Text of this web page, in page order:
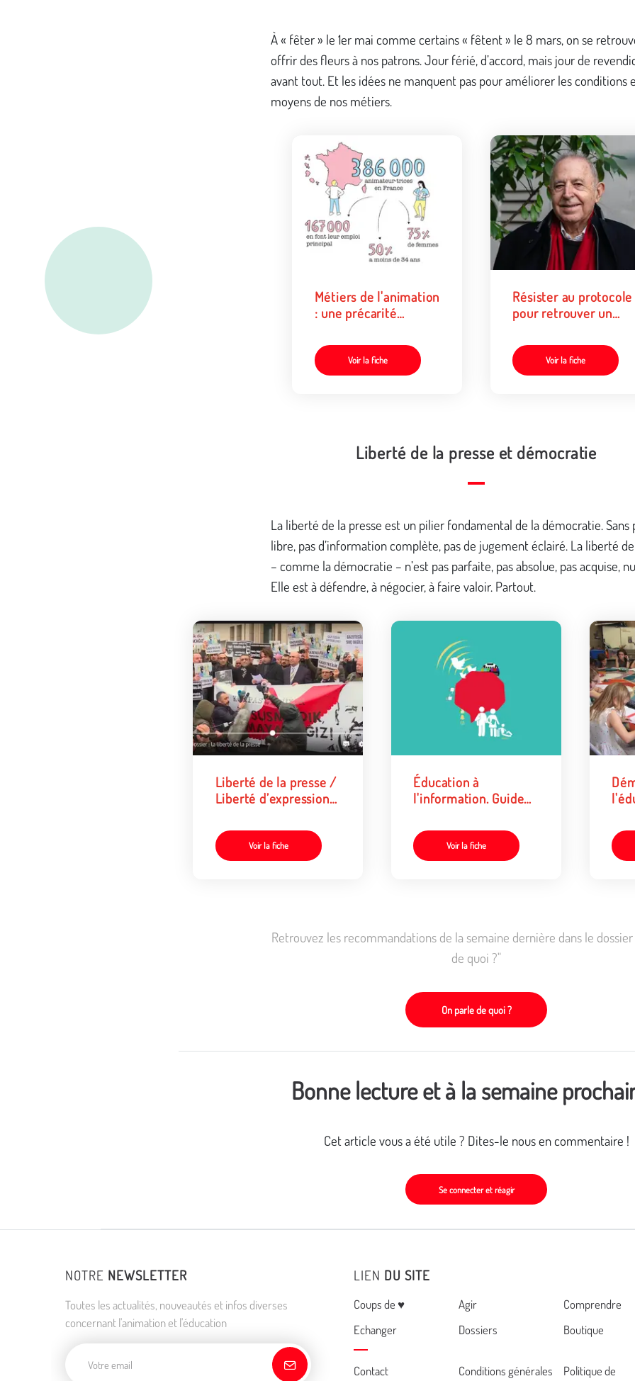
À « fêter » le 1er mai comme certains « fêtent » le 8 mars, on se
offrir des fleurs à nos patrons. Jour férié, d’accord, mais jour de
avant tout. Et les idées ne manquent pas pour améliorer les conditions
moyens de nos métiers.
Métiers de l'animation
: une précarité
Voir la fiche
Résister au protocole
pour retrouver un
dans nos métiers.
Entretien avec
Gori
Voir la fiche
Liberté de la presse et démocratie
La liberté de la presse est un pilier fondamental de la démocratie. Sans
libre, pas d’information complète, pas de jugement éclairé. La liberté
– comme la démocratie – n’est pas parfaite, pas absolue, pas acquise,
Elle est à défendre, à négocier, à faire valoir. Partout.
Liberté de la presse /
Liberté d’expression
acteurs éducatifs)
Voir la fiche
Éducation à
l'information. Guide
Voir la fiche
Retrouvez les recommandations de la semaine dernière dans le dossier
de quoi ?"
On parle de quoi ?
Bonne lecture et à la semaine
Cet article vous a été utile ? Dites-le nous en commentaire !
Se connecter et réagir
NOTRE NEWSLETTER
Toutes les actualités, nouveautés et infos diverses
concernant l'animation et l'éducation
LIEN DU SITE
Menu
Coups de ♥ Agir
Comprendre
Echanger
Dossiers Boutique
Contact Conditions générales Politique de